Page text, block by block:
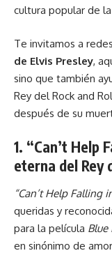
cultura popular de
Te invitamos a
de Elvis Presley,
sino que también
Rey del Rock and
después de su
1. “Can’t Help
eterna del Rey
“Can’t Help Falling
queridas y
para la película Blue
en sinónimo de